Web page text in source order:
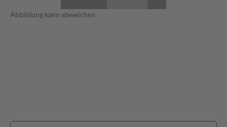
Abbildung kann abweichen